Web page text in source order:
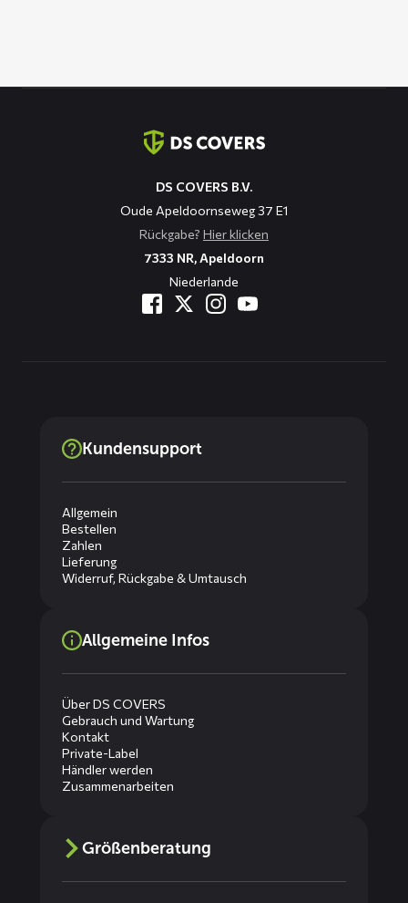
DS COVERS B.V.
Oude Apeldoornseweg 37 E1
Rückgabe? Hier klicken
7333 NR, Apeldoorn
Niederlande
Kundensupport
Allgemein
Bestellen
Zahlen
Lieferung
Widerruf, Rückgabe & Umtausch
Allgemeine Infos
Über DS COVERS
Gebrauch und Wartung
Kontakt
Private-Label
Händler werden
Zusammenarbeiten
Größenberatung